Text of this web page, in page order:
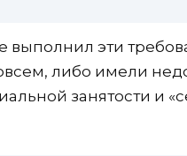
выполнил эти
либо имели
занятости и